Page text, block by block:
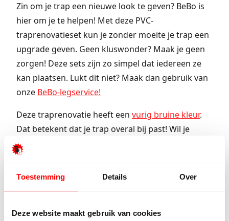
Toestemming Details Over
Deze website maakt gebruik van cookies
Zin om je trap een nieuwe look te geven? BeBo is
hier om je te helpen! Met deze PVC-
traprenovatieset kun je zonder moeite je trap een
upgrade geven. Geen kluswonder? Maak je geen
zorgen! Deze sets zijn zo simpel dat iedereen ze
kan plaatsen. Lukt dit niet? Maak dan gebruik van
onze BeBo-legservice!
Deze traprenovatie heeft een vurig bruine kleur.
Dat betekent dat je trap overal bij past! Wil je
treden meer laten spreken? Ga dan voor witte
stootborden. Liever eenheid? Kies dan voor PVC-
stootborden in dezelfde kleur als de trap!
Duurzame oplossing